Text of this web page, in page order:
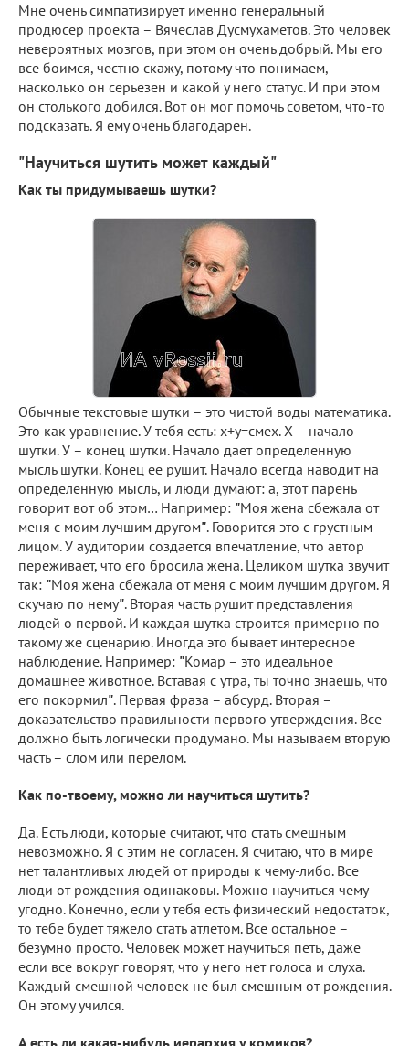
Мне очень симпатизирует именно генеральный
продюсер проекта – Вячеслав Дусмухаметов. Это человек
невероятных мозгов, при этом он очень добрый. Мы его
все боимся, честно скажу, потому что понимаем,
насколько он серьезен и какой у него статус. И при этом
он столького добился. Вот он мог помочь советом, что-то
подсказать. Я ему очень благодарен.
"Научиться шутить может каждый"
Как ты придумываешь шутки?
Обычные текстовые шутки – это чистой воды математика.
Это как уравнение. У тебя есть: х+у=смех. Х – начало
шутки. У – конец шутки. Начало дает определенную
мысль шутки. Конец ее рушит. Начало всегда наводит на
определенную мысль, и люди думают: а, этот парень
говорит вот об этом… Например: "Моя жена сбежала от
меня с моим лучшим другом". Говорится это с грустным
лицом. У аудитории создается впечатление, что автор
переживает, что его бросила жена. Целиком шутка звучит
так: "Моя жена сбежала от меня с моим лучшим другом. Я
скучаю по нему". Вторая часть рушит представления
людей о первой. И каждая шутка строится примерно по
такому же сценарию. Иногда это бывает интересное
наблюдение. Например: "Комар – это идеальное
домашнее животное. Вставая с утра, ты точно знаешь, что
его покормил". Первая фраза – абсурд. Вторая –
доказательство правильности первого утверждения. Все
должно быть логически продумано. Мы называем вторую
часть – слом или перелом.
Как по-твоему, можно ли научиться шутить?
Да. Есть люди, которые считают, что стать смешным
невозможно. Я с этим не согласен. Я считаю, что в мире
нет талантливых людей от природы к чему-либо. Все
люди от рождения одинаковы. Можно научиться чему
угодно. Конечно, если у тебя есть физический недостаток,
то тебе будет тяжело стать атлетом. Все остальное –
безумно просто. Человек может научиться петь, даже
если все вокруг говорят, что у него нет голоса и слуха.
Каждый смешной человек не был смешным от рождения.
Он этому учился.
А есть ли какая-нибудь иерархия у комиков?